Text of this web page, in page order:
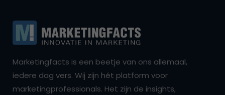
Marketingfacts is een beetje van ons allemaal,
iedere dag vers. Wij zijn hét platform voor
marketingprofessionals. Het zijn de insights,